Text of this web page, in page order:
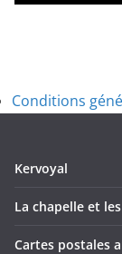
Conditions
Kervoyal
La chapelle et
Cartes postales